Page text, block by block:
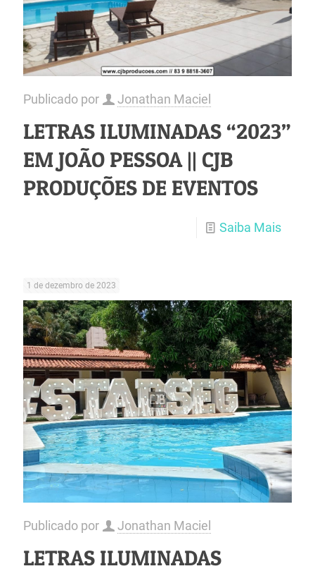
Publicado por Jonathan Maciel
LETRAS ILUMINADAS “2023”
EM JOÃO PESSOA || CJB
PRODUÇÕES DE EVENTOS
Saiba Mais
1 de dezembro de 2023
Publicado por Jonathan Maciel
LETRAS ILUMINADAS